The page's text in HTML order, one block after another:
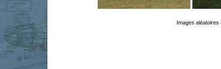
Images aléatoires